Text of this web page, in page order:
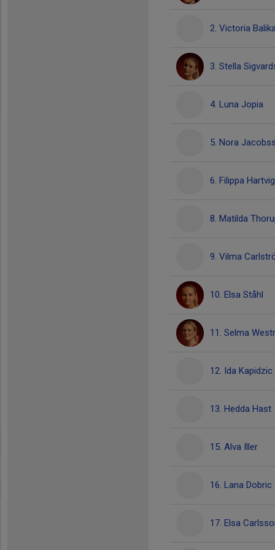
2. Victoria
3. Stella
4. Luna Jopia
5. Nora
6. Filippa
8. Matilda
9. Vilma
10. Elsa Ståhl
11. Selma
12. Ida Kapidzic
13. Hedda Hast
15. Alva Iller
16. Lana Dobric
17. Elsa